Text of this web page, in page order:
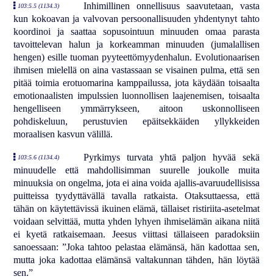
103:5.5 (1134.3)
Inhimillinen onnellisuus saavutetaan, vasta
kun kokoavan ja valvovan persoonallisuuden yhdentynyt tahto
koordinoi ja saattaa sopusointuun minuuden omaa parasta
tavoittelevan halun ja korkeamman minuuden (jumalallisen
hengen) esille tuoman pyyteettömyydenhalun. Evolutionaarisen
ihmisen mielellä on aina vastassaan se visainen pulma, että sen
pitää toimia erotuomarina kamppailussa, jota käydään toisaalta
emotionaalisten impulssien luonnollisen laajenemisen, toisaalta
hengelliseen ymmärrykseen, aitoon uskonnolliseen
pohdiskeluun, perustuvien epäitsekkäiden yllykkeiden
moraalisen kasvun välillä.
103:5.6 (1134.4)
Pyrkimys turvata yhtä paljon hyvää sekä
minuudelle että mahdollisimman suurelle joukolle muita
minuuksia on ongelma, jota ei aina voida ajallis-avaruudellisissa
puitteissa tyydyttävällä tavalla ratkaista. Otaksuttaessa, että
tähän on käytettävissä ikuinen elämä, tällaiset ristiriita-asetelmat
voidaan selvittää, mutta yhden lyhyen ihmiselämän aikana niitä
ei kyetä ratkaisemaan. Jeesus viittasi tällaiseen paradoksiin
sanoessaan: ”Joka tahtoo pelastaa elämänsä, hän kadottaa sen,
mutta joka kadottaa elämänsä valtakunnan tähden, hän löytää
sen.”